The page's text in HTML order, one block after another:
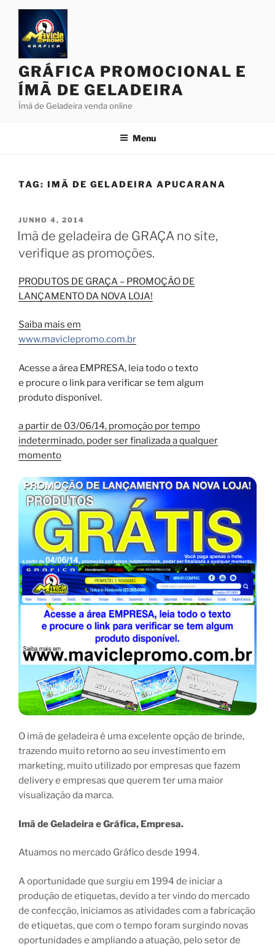
Pular
conteúdo
GRÁFICA PROMOCIONAL E
ÍMÃ DE GELADEIRA
Ímã de Geladeira venda online
Menu
TAG: IMÃ DE GELADEIRA APUCARANA
PUBLICADO
EM
JUNHO 4, 2014
Imã de geladeira de GRAÇA no site,
verifique as promoções.
PRODUTOS DE GRAÇA – PROMOÇÃO DE
LANÇAMENTO DA NOVA LOJA!
Saiba mais em
www.maviclepromo.com.br
Acesse a área EMPRESA, leia todo o texto
e procure o link para verificar se tem algum
produto disponível.
a partir de 03/06/14, promoção por tempo
indeterminado, poder ser finalizada a qualquer
momento
O imã de geladeira é uma excelente opção de brinde,
trazendo muito retorno ao seu investimento em
marketing, muito utilizado por empresas que fazem
delivery e empresas que querem ter uma maior
visualização da marca.
Imã de Geladeira e Gráfica, Empresa.
Atuamos no mercado Gráfico desde 1994.
A oportunidade que surgiu em 1994 de iniciar a
produção de etiquetas, devido a ter vindo do mercado
de confecção, iniciamos as atividades com a fabricação
de etiquetas, que com o tempo foram surgindo novas
oportunidades e ampliando a atuação, pelo setor de